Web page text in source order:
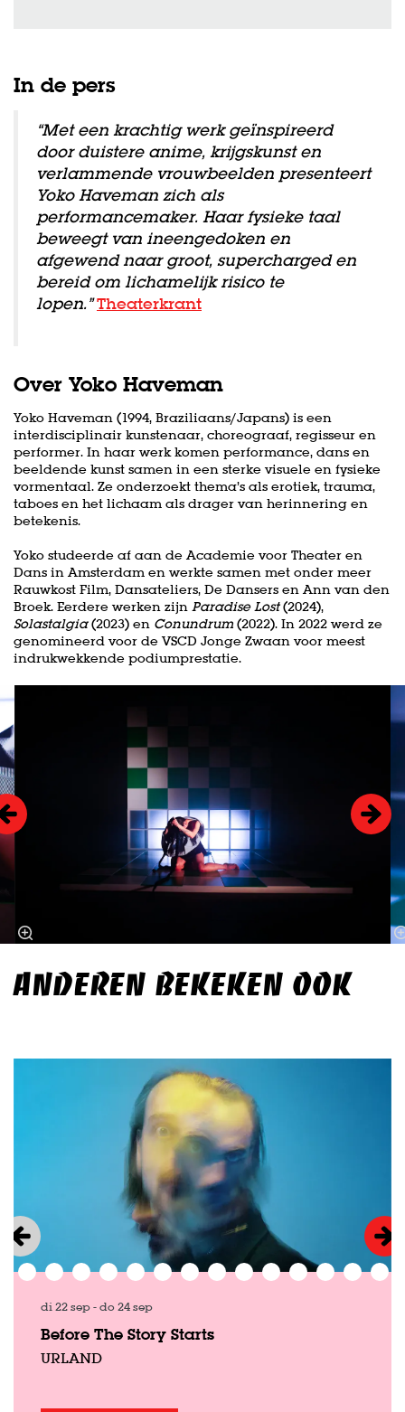
In de pers
“Met een krachtig werk geïnspireerd
door duistere anime, krijgskunst en
verlammende vrouwbeelden presenteert
Yoko Haveman zich als
performancemaker. Haar fysieke taal
beweegt van ineengedoken en
afgewend naar groot, supercharged en
bereid om lichamelijk risico te
lopen.”Theaterkrant
Over Yoko Haveman
Yoko Haveman (1994, Braziliaans/Japans) is een
interdisciplinair kunstenaar, choreograaf, regisseur en
performer. In haar werk komen performance, dans en
beeldende kunst samen in een sterke visuele en fysieke
vormentaal. Ze onderzoekt thema’s als erotiek, trauma,
taboes en het lichaam als drager van herinnering en
betekenis.
Yoko studeerde af aan de Academie voor Theater en
Dans in Amsterdam en werkte samen met onder meer
Rauwkost Film, Dansateliers, De Dansers en Ann van den
Broek. Eerdere werken zijn Paradise Lost(2024),
Solastalgia(2023) en Conundrum (2022). In 2022 werd ze
genomineerd voor de VSCD Jonge Zwaan voor meest
indrukwekkende podiumprestatie.
ANDEREN BEKEKEN OOK
Before The Story Starts
URLAND
di 22 sep-do 24 sep